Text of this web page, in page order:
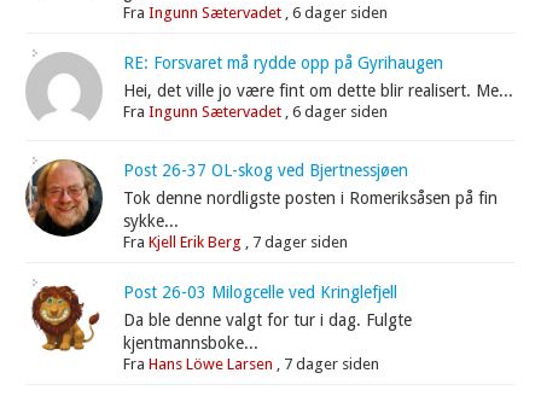
FraIngunn Sætervadet ,6 dager siden
RE: Forsvaret må rydde opp på Gyrihaugen
Hei, det ville jo være fint om dette blir realisert. Me...
FraIngunn Sætervadet ,6 dager siden
Post 26-37 OL-skog ved Bjertnessjøen
Tok denne nordligste posten i Romeriksåsen på fin
sykke...
FraKjell Erik Berg 7 dager siden
Post 26-03 Milogcelle ved Kringlefjell
Da ble denne valgt for tur i dag. Fulgte
kjentmannsboke...
FraHans Löwe Larsen 7 dager siden